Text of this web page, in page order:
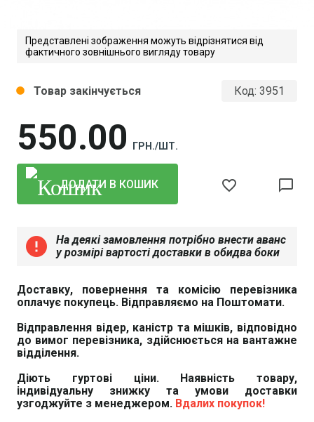
Представлені зображення можуть відрізнятися від
фактичного зовнішнього вигляду товару
Код: 3951
550 00 ГРН./ШТ.
circle Товар закінчується
ДОДАТИ В КОШИК favorite_border chat_bubble_outline
error
На деякі замовлення потрібно внести аванс
у розмірі вартості доставки в обидва боки
Доставку, повернення та комісію перевізника
оплачує покупець. Відправляємо на Поштомати.
Відправлення відер, каністр та мішків, відповідно
до вимог перевізника, здійснюється на вантажне
відділення.
Діють гуртові ціни. Наявність товару,
індивідуальну знижку та умови доставки
узгоджуйте з менеджером. Вдалих покупок!